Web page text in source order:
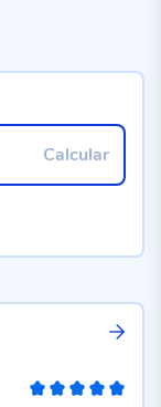
Calcular